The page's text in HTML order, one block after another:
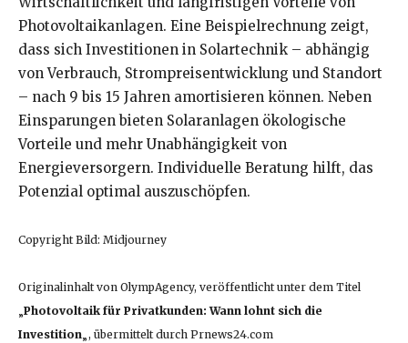
Photovoltaikanlagen. Eine Beispielrechnung zeigt,
dass sich Investitionen in Solartechnik – abhängig
von Verbrauch, Strompreisentwicklung und Standort
– nach 9 bis 15 Jahren amortisieren können. Neben
Einsparungen bieten Solaranlagen ökologische
Vorteile und mehr Unabhängigkeit von
Energieversorgern. Individuelle Beratung hilft, das
Potenzial optimal auszuschöpfen.
Copyright Bild: Midjourney
Originalinhalt von OlympAgency, veröffentlicht unter dem Titel
„Photovoltaik für Privatkunden: Wann lohnt sich die
Investition„, übermittelt durch Prnews24.com